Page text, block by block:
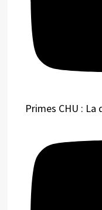
Primes CHU :